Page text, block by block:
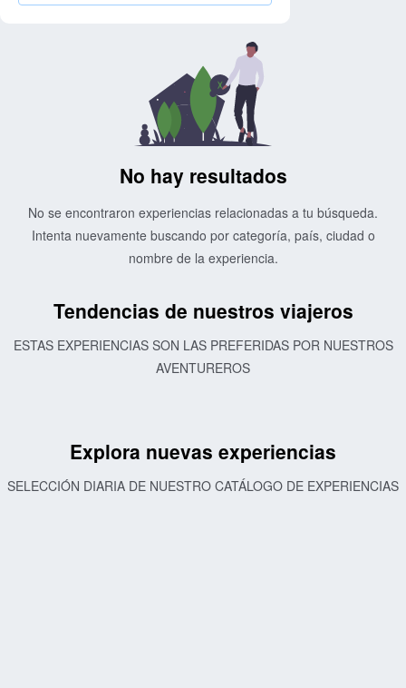
No hay resultados
No se encontraron experiencias relacionadas a tu búsqueda.
Intenta nuevamente buscando por categoría, país, ciudad o
nombre de la experiencia.
Tendencias de nuestros viajeros
ESTAS EXPERIENCIAS SON LAS PREFERIDAS POR NUESTROS
AVENTUREROS
Explora nuevas experiencias
SELECCIÓN DIARIA DE NUESTRO CATÁLOGO DE EXPERIENCIAS